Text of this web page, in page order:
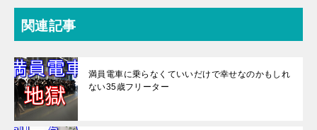
関連記事
満員電車に乗らなくていいだけで幸せなのかもしれ
ない35歳フリーター